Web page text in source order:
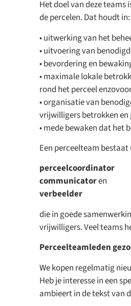
Het doel van deze
de percelen. Dat houdt in:
• uitwerking van het
• uitvoering van
• bevordering en
• maximale lokale
rond het perceel
• organisatie van
vrijwilligers betrokken
• mede bewaken dat het
Een perceelteam
perceelcoordinator
communicatoren
verbeelder
die in goede
vrijwilligers. Veel teams
Perceelteamleden
We kopen regelmatig
Heb je interesse in een
ambieert in de tekst van